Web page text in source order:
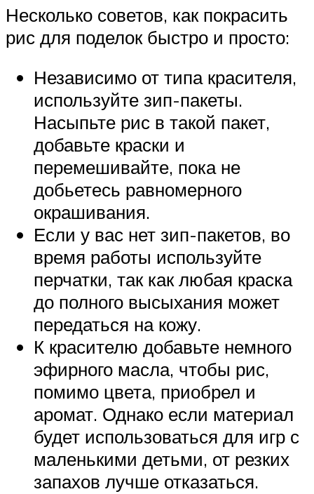
Несколько советов, как покрасить
рис для поделок быстро и просто:
Независимо от типа красителя,
используйте зип-пакеты.
Насыпьте рис в такой пакет,
добавьте краски и
перемешивайте, пока не
добьетесь равномерного
окрашивания.
Если у вас нет зип-пакетов, во
время работы используйте
перчатки, так как любая краска
до полного высыхания может
передаться на кожу.
К красителю добавьте немного
эфирного масла, чтобы рис,
помимо цвета, приобрел и
аромат. Однако если материал
будет использоваться для игр с
маленькими детьми, от резких
запахов лучше отказаться.